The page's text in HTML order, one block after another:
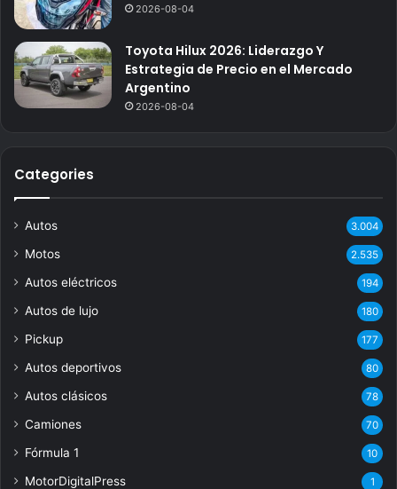
2026-08-04
Toyota Hilux 2026: Liderazgo Y
Estrategia de Precio en el Mercado
Argentino
2026-08-04
Categories
Autos 3.004
Motos 2.535
Autos eléctricos 194
Autos de lujo 180
Pickup 177
Autos deportivos 80
Autos clásicos 78
Camiones 70
Fórmula 1 10
MotorDigitalPress 1